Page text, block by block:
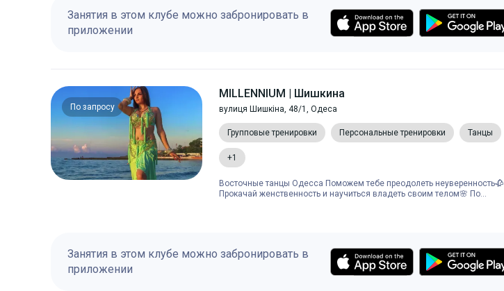
Занятия в этом клубе можно забронировать в
приложении
По запросу
MILLENNIUM | Шишкина
вулиця Шишкіна, 48/1, Одеса
Групповые тренировки Персональные тренировки Танцы
+1
Восточные танцы Одесса Поможем тебе преодолеть неуверенность🥀
Прокачай женственность и научиться владеть своим телом🌸 По...
Занятия в этом клубе можно забронировать в
приложении